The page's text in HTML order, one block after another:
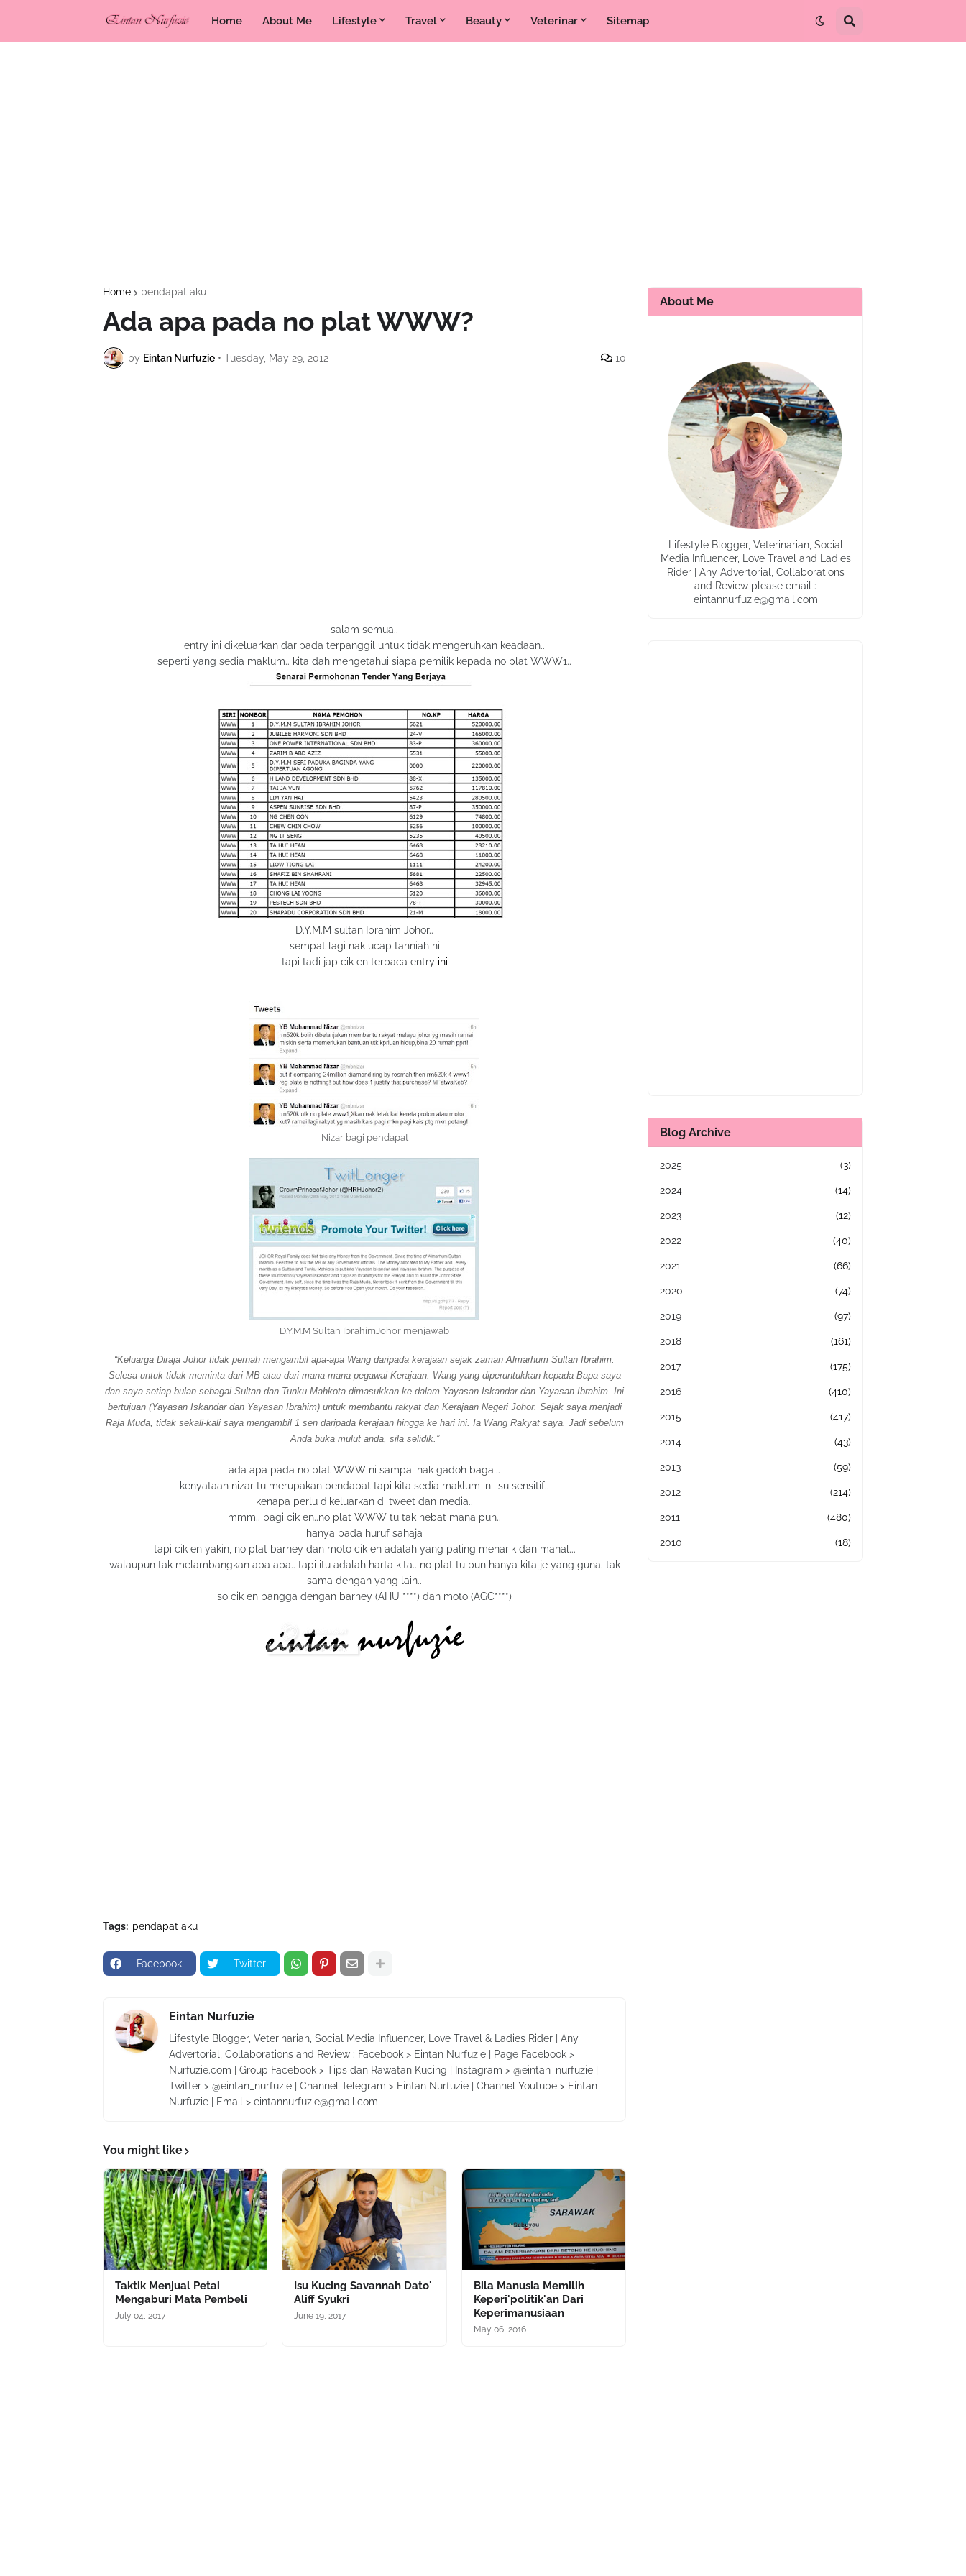
Home About Me Lifestyle Travel Beauty Veterinar Sitemap
Home pendapat aku
Ada apa pada no plat WWW?
by Eintan Nurfuzie • Tuesday, May 29, 2012 10
salam semua..
entry ini dikeluarkan daripada terpanggil untuk tidak mengeruhkan keadaan..
seperti yang sedia maklum.. kita dah mengetahui siapa pemilik kepada no plat WWW1..
D.Y.M.M sultan Ibrahim Johor..
sempat lagi nak ucap tahniah ni
tapi tadi jap cik en terbaca entry ini
Nizar bagi pendapat
D.Y.M.M Sultan IbrahimJohor menjawab
“Keluarga Diraja Johor tidak pernah mengambil apa-apa Wang daripada kerajaan sejak zaman Almarhum Sultan Ibrahim.
Selesa untuk tidak meminta dari MB atau dari mana-mana pegawai Kerajaan. Wang yang diperuntukkan kepada Bapa saya
dan saya setiap bulan sebagai Sultan dan Tunku Mahkota dimasukkan ke dalam Yayasan Iskandar dan Yayasan Ibrahim. Ini
bertujuan (Yayasan Iskandar dan Yayasan Ibrahim) untuk membantu rakyat dan Kerajaan Negeri Johor. Sejak saya menjadi
Raja Muda, tidak sekali-kali saya mengambil 1 sen daripada kerajaan hingga ke hari ini. Ia Wang Rakyat saya. Jadi sebelum
Anda buka mulut anda, sila selidik.”
ada apa pada no plat WWW ni sampai nak gadoh bagai..
kenyataan nizar tu merupakan pendapat tapi kita sedia maklum ini isu sensitif..
kenapa perlu dikeluarkan di tweet dan media..
mmm.. bagi cik en..no plat WWW tu tak hebat mana pun..
hanya pada huruf sahaja
tapi cik en yakin, no plat barney dan moto cik en adalah yang paling menarik dan mahal...
walaupun tak melambangkan apa apa.. tapi itu adalah harta kita.. no plat tu pun hanya kita je yang guna. tak
sama dengan yang lain..
so cik en bangga dengan barney (AHU ****) dan moto (AGC****)
Tags: pendapat aku
Facebook Twitter
Eintan Nurfuzie
Lifestyle Blogger, Veterinarian, Social Media Influencer, Love Travel & Ladies Rider | Any
Advertorial, Collaborations and Review : Facebook > Eintan Nurfuzie | Page Facebook >
Nurfuzie.com | Group Facebook > Tips dan Rawatan Kucing | Instagram > @eintan_nurfuzie |
Twitter > @eintan_nurfuzie | Channel Telegram > Eintan Nurfuzie | Channel Youtube > Eintan
Nurfuzie | Email > eintannurfuzie@gmail.com
You might like
Taktik Menjual Petai
Mengaburi Mata Pembeli
July 04, 2017
Isu Kucing Savannah Dato'
Aliff Syukri
June 19, 2017
Bila Manusia Memilih
Keperi'politik'an Dari
Keperimanusiaan
May 06, 2016
About Me
Lifestyle Blogger, Veterinarian, Social
Media Influencer, Love Travel and Ladies
Rider | Any Advertorial, Collaborations
and Review please email :
eintannurfuzie@gmail.com
Blog Archive
2025 (3)
2024 (14)
2023 (12)
2022 (40)
2021 (66)
2020 (74)
2019 (97)
2018 (161)
2017 (175)
2016 (410)
2015 (417)
2014 (43)
2013 (59)
2012 (214)
2011 (480)
2010 (18)